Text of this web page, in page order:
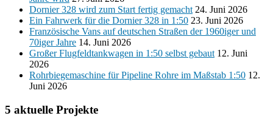
Dornier 328 wird zum Start fertig gemacht 24. Juni 2026
Ein Fahrwerk für die Dornier 328 in 1:50 23. Juni 2026
Französische Vans auf deutschen Straßen der 1960iger und
70iger Jahre 14. Juni 2026
Großer Flugfeldtankwagen in 1:50 selbst gebaut 12. Juni
2026
Rohrbiegemaschine für Pipeline Rohre im Maßstab 1:50 12.
Juni 2026
5 aktuelle Projekte